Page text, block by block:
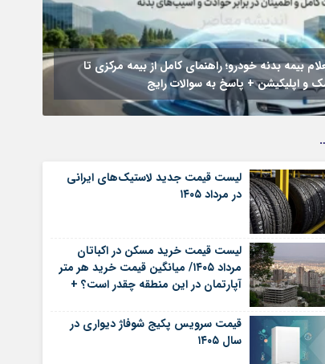
بیمه بدنه خودرو؛ راهنمای کامل از بیمه مرکزی تا
و اپلیکیشن + پاسخ به سوالات رایج
لیست قیمت جدید لاستیک‌های ایرانی
در مرداد ۱۴۰۵
لیست قیمت خرید مسکن در اکباتان
مرداد ۱۴۰۵/ میانگین قیمت خرید هر متر
آپارتمان در این منطقه چقدر است؟ +
قیمت سرویس پکیج شوفاژ دیواری در
سال ۱۴۰۵